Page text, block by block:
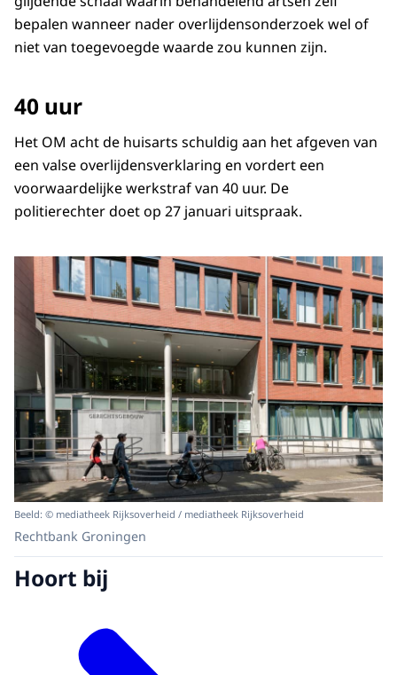
bepalen wanneer nader overlijdensonderzoek wel of
niet van toegevoegde waarde zou kunnen zijn.
40 uur
Het OM acht de huisarts schuldig aan het afgeven van
een valse overlijdensverklaring en vordert een
voorwaardelijke werkstraf van 40 uur. De
politierechter doet op 27 januari uitspraak.
Beeld: © mediatheek Rijksoverheid / mediatheek Rijksoverheid
Rechtbank Groningen
Hoort bij